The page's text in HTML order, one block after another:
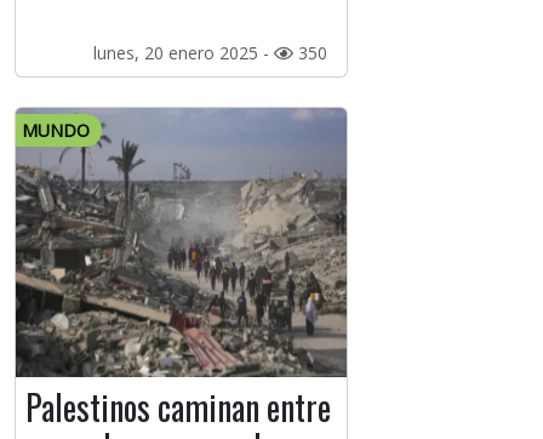
lunes, 20 enero 2025 - 350
MUNDO
Palestinos caminan entre